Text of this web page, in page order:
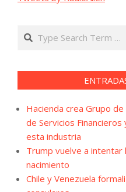
Search
Hacienda crea Grupo
de Servicios
esta industria
Trump vuelve a intentar
nacimiento
Chile y Venezuela